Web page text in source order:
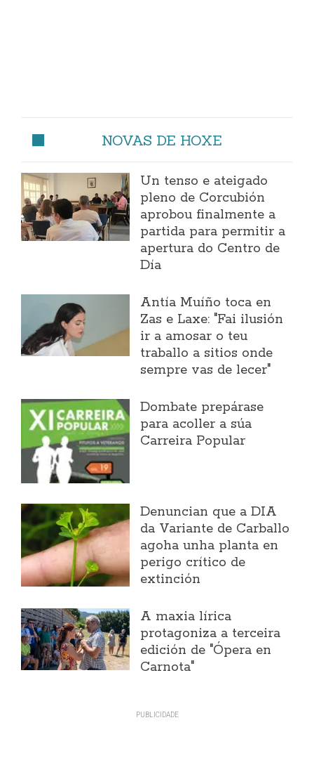
NOVAS DE HOXE
Un tenso e ateigado
pleno de Corcubión
aprobou finalmente a
partida para permitir a
apertura do Centro de
Día
Antía Muíño toca en
Zas e Laxe: "Fai ilusión
ir a amosar o teu
traballo a sitios onde
sempre vas de lecer"
Dombate prepárase
para acoller a súa
Carreira Popular
Denuncian que a DIA
da Variante de Carballo
agoha unha planta en
perigo crítico de
extinción
A maxia lírica
protagoniza a terceira
edición de "Ópera en
Carnota"